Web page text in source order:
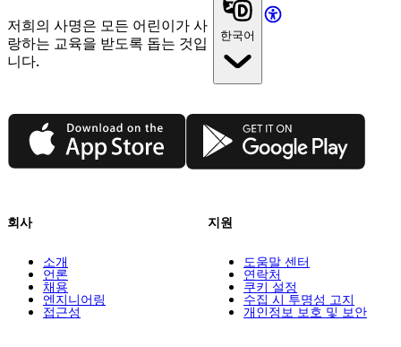
저희의 사명은 모든 어린이가 사
랑하는 교육을 받도록 돕는 것입
니다.
한국어
App Store Google Play
회사
소개
언론
채용
엔지니어링
접근성
지원
도움말 센터
연락처
쿠키 설정
수집 시 투명성 고지
개인정보 보호 및 보안